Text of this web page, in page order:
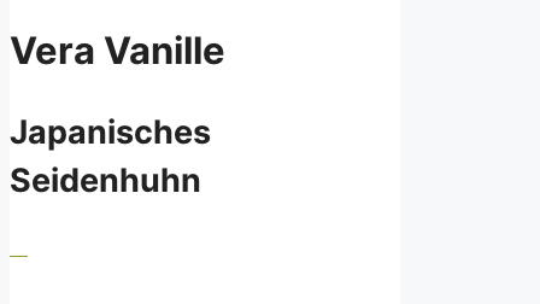
Vera Vanille
Japanisches
Seidenhuhn